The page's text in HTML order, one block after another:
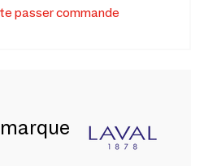
passer commande